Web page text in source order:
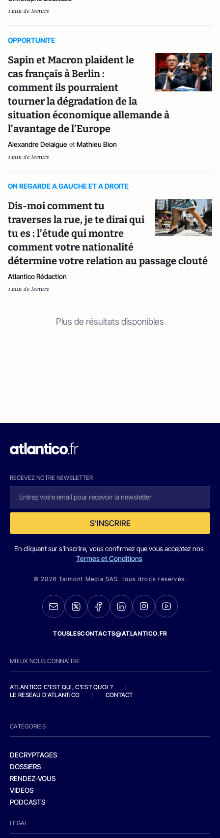
1 min de lecture
OPPORTUNITE
Sapin et Macron plaident le
cas français à Berlin :
comment ils pourraient
tourner la dégradation de la
situation économique allemande à
l’avantage de l’Europe
Alexandre Delaigue et Mathieu Bion
1 min de lecture
ON REGARDE A GAUCHE ET A DROITE
Dis-moi comment tu
traverses la rue, je te dirai qui
tu es : l’étude qui montre
comment votre nationalité
détermine votre relation au passage clouté
Atlantico Rédaction
1 min de lecture
Plus de résultats disponibles
RECEVEZ NOTRE NEWSLETTER
S'INSCRIRE
En cliquant sur s'inscrire, vous confirmez que vous acceptez nos
Termes et Conditions
© 2026 Talmont Media SAS. tous droits réservés.
TOUSLESCONTACTS@ATLANTICO.FR
MIEUX NOUS CONNAITRE
ATLANTICO C'EST QUI, C'EST QUOI ?
/
LE RESEAU D'ATLANTICO
/ CONTACT
CATEGORIES
DECRYPTAGES
DOSSIERS
RENDEZ-VOUS
VIDEOS
PODCASTS
LEGAL